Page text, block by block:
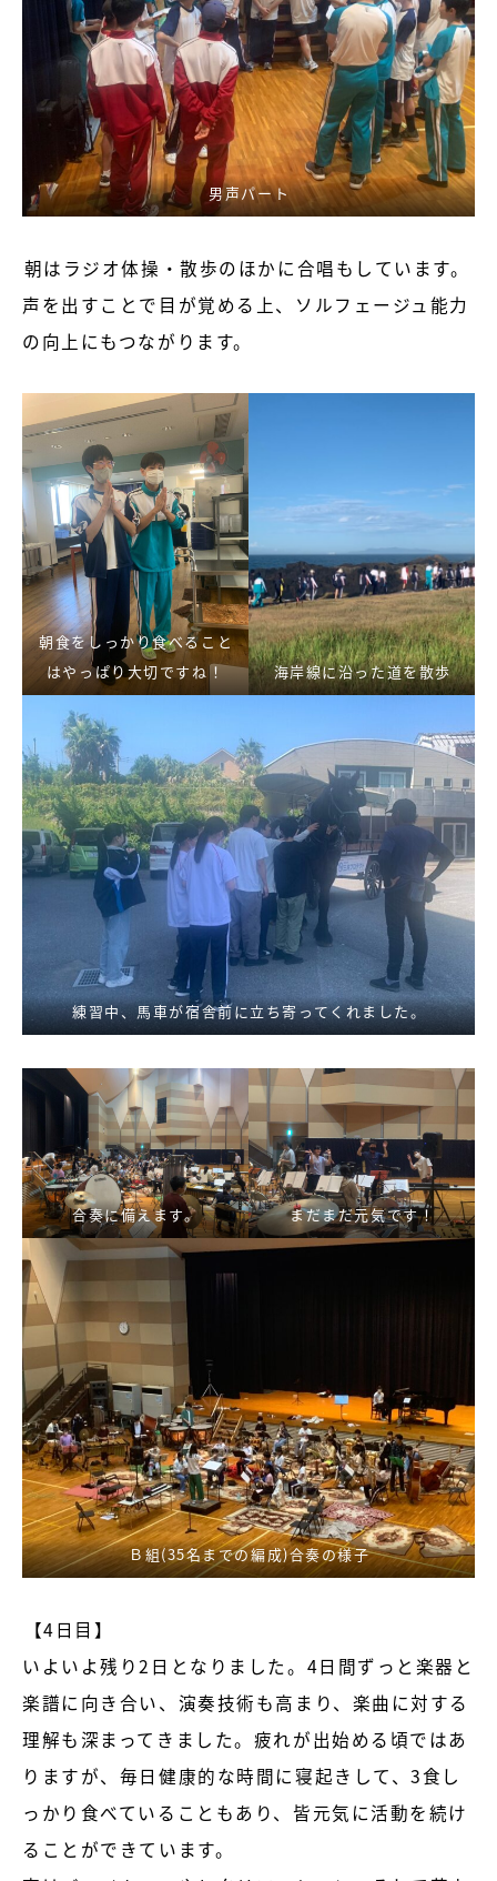
男声パート
朝はラジオ体操・散歩のほかに合唱もしています。
声を出すことで目が覚める上、ソルフェージュ能力
の向上にもつながります。
朝食をしっかり食べること
はやっぱり大切ですね！
海岸線に沿った道を散歩
練習中、馬車が宿舎前に立ち寄ってくれました。
合奏に備えます。 まだまだ元気です！
Ｂ組(35名までの編成)合奏の様子
【4日目】
いよいよ残り2日となりました。4日間ずっと楽器と
楽譜に向き合い、演奏技術も高まり、楽曲に対する
理解も深まってきました。疲れが出始める頃ではあ
りますが、毎日健康的な時間に寝起きして、3食し
っかり食べていることもあり、皆元気に活動を続け
ることができています。